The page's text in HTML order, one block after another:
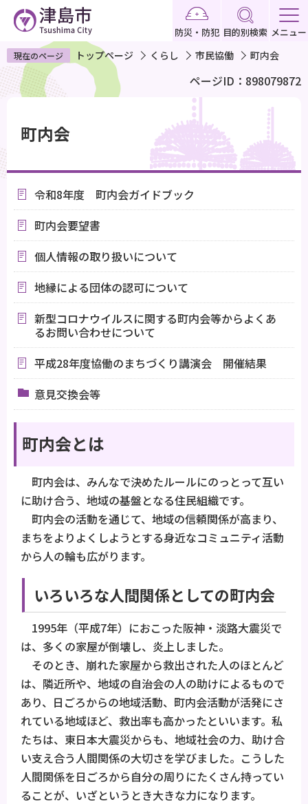
ペ
ー
ジ
で
す
防災・防犯 目的別検索 メニュー
現在のページ トップページ くらし 市民協働 町内会
ページID：898079872
町内会
令和8年度 町内会ガイドブック
町内会要望書
個人情報の取り扱いについて
地縁による団体の認可について
新型コロナウイルスに関する町内会等からよくあ
るお問い合わせについて
平成28年度協働のまちづくり講演会 開催結果
意見交換会等
町内会とは
町内会は、みんなで決めたルールにのっとって互い
に助け合う、地域の基盤となる住民組織です。
町内会の活動を通じて、地域の信頼関係が高まり、
まちをよりよくしようとする身近なコミュニティ活動
から人の輪も広がります。
いろいろな人間関係としての町内会
1995年（平成7年）におこった阪神・淡路大震災で
は、多くの家屋が倒壊し、炎上しました。
そのとき、崩れた家屋から救出された人のほとんど
は、隣近所や、地域の自治会の人の助けによるもので
あり、日ごろからの地域活動、町内会活動が活発にさ
れている地域ほど、救出率も高かったといいます。私
たちは、東日本大震災からも、地域社会の力、助け合
い支え合う人間関係の大切さを学びました。こうした
人間関係を日ごろから自分の周りにたくさん持ってい
ることが、いざというとき大きな力になります。